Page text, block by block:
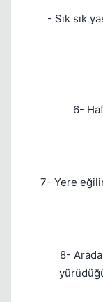
- Sık sık
6-
7- Yere
8-